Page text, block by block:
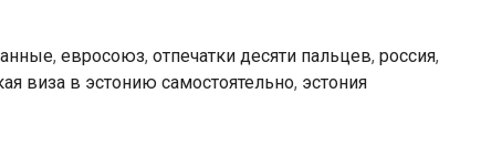
, евросоюз, отпечатки десяти пальцев, россия,
виза в эстонию самостоятельно, эстония